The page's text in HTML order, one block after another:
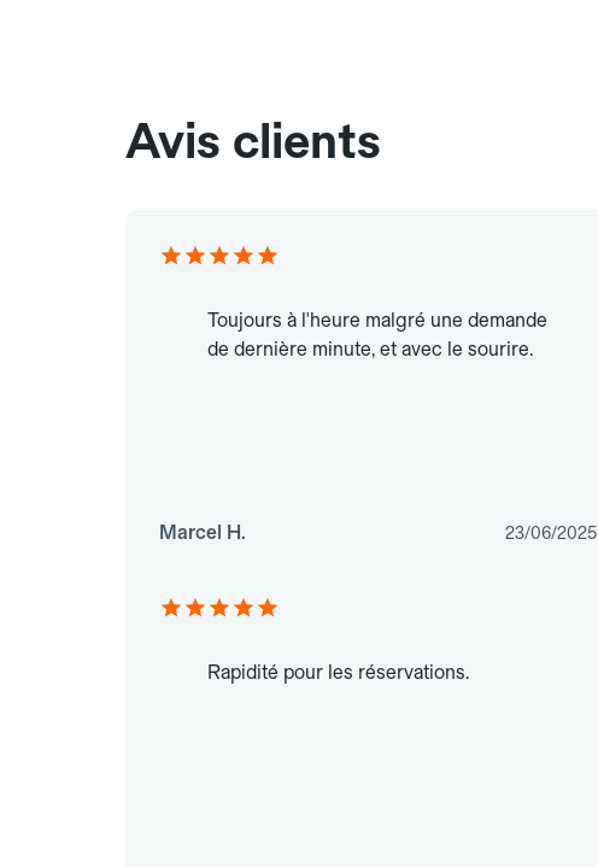
Avis clients
Toujours à l'heure malgré une demande
de dernière minute, et avec le sourire.
Marcel H. 23/06/2025
Rapidité pour les réservations.